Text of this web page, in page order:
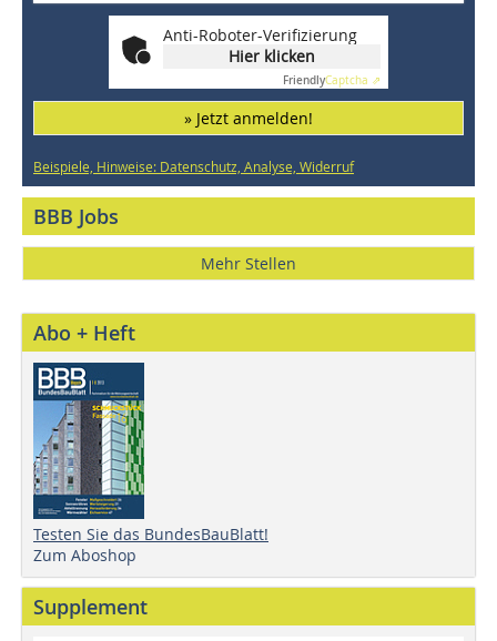
Anti-Roboter-Verifizierung
Hier klicken
FriendlyCaptcha ⇗
» Jetzt anmelden!
Beispiele, Hinweise: Datenschutz, Analyse, Widerruf
BBB Jobs
Mehr Stellen
Abo + Heft
Testen Sie das BundesBauBlatt!
Zum Aboshop
Supplement